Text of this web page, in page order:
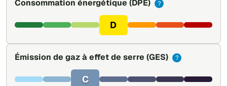
Consommation énergétique (DPE) ?
D
Émission de gaz à effet de serre (GES) ?
C